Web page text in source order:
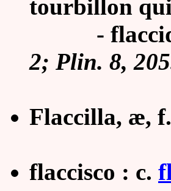
tourbillon
- flaccidæ
2; Plin. 8,
Flaccilla, æ,
flaccisco : c.